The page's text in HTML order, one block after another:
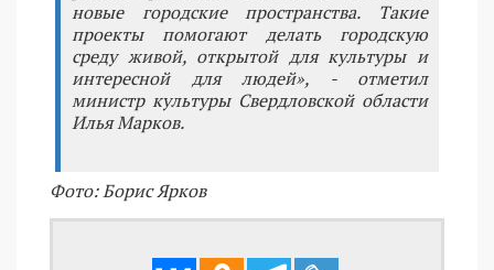
новые городские пространства. Такие
проекты помогают делать городскую
среду живой, открытой для культуры и
интересной для людей», - отметил
министр культуры Свердловской области
Илья Марков.
Фото: Борис Ярков